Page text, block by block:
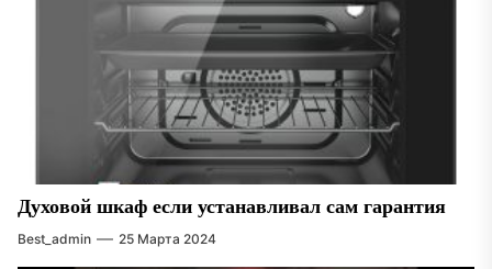
Духовой шкаф если устанавливал сам гарантия
Best_admin 25 Марта 2024